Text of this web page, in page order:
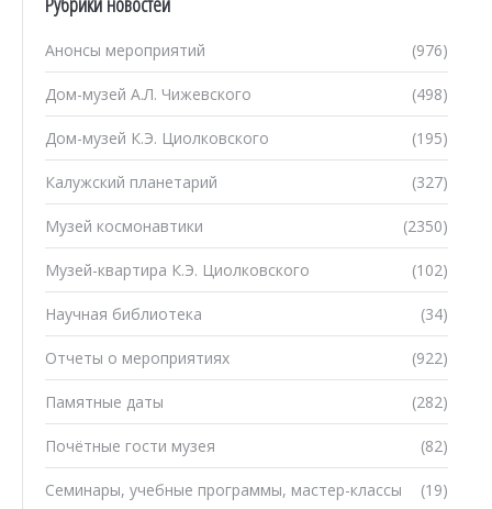
(976)
Анонсы мероприятий
(498)
Дом-музей А.Л. Чижевского
(195)
Дом-музей К.Э. Циолковского
(327)
Калужский планетарий
(2350)
Музей космонавтики
(102)
Музей-квартира К.Э. Циолковского
(34)
Научная библиотека
(922)
Отчеты о мероприятиях
(282)
Памятные даты
(82)
Почётные гости музея
(19)
Семинары, учебные программы, мастер-классы